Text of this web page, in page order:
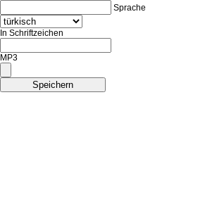
Sprache
In Schriftzeichen
MP3